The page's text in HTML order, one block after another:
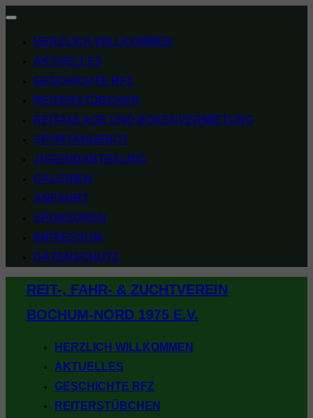
Navigation
HERZLICH WILLKOMMEN
AKTUELLES
GESCHICHTE RFZ
REITERSTÜBCHEN
REITANLAGE UND BOXENVERMIETUNG
SPORTANGEBOT
JUGENDABTEILUNG
GALERIEN
ANFAHRT
SPONSOREN
IMPRESSUM
DATENSCHUTZ
springen
REIT-, FAHR- & ZUCHTVEREIN
BOCHUM-NORD 1975 E.V.
HERZLICH WILLKOMMEN
AKTUELLES
GESCHICHTE RFZ
REITERSTÜBCHEN